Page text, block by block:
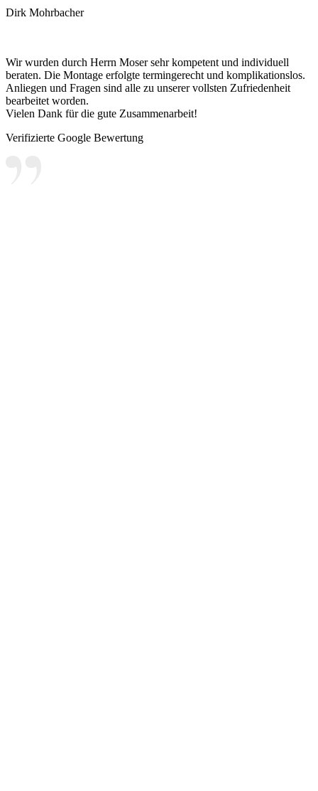
Dirk Mohrbacher
Wir wurden durch Herrn Moser sehr kompetent und individuell
beraten. Die Montage erfolgte termingerecht und komplikationslos.
Anliegen und Fragen sind alle zu unserer vollsten Zufriedenheit
bearbeitet worden.
Vielen Dank für die gute Zusammenarbeit!
Verifizierte Google Bewertung